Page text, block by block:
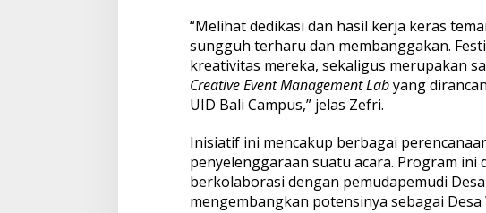
“Melihat dedikasi dan hasil kerja keras
sungguh terharu dan membanggakan.
kreativitas mereka, sekaligus merupakan
Creative Event Management Labyang
UID Bali Campus,” jelas Zefri.
Inisiatif ini mencakup berbagai
penyelenggaraan suatu acara. Program ini
berkolaborasi dengan pemudapemudi
mengembangkan potensinya sebagai